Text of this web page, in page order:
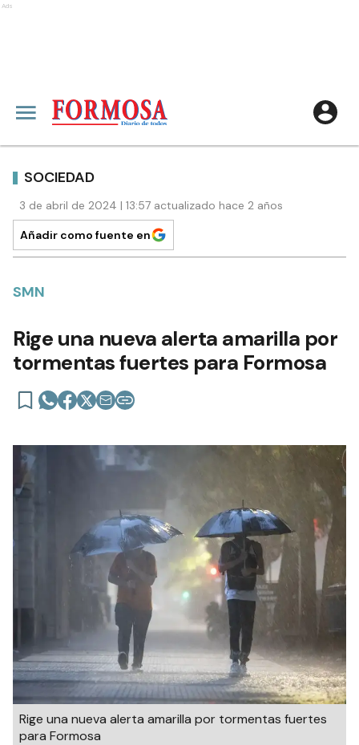
Ads
SOCIEDAD
3 de abril de 2024 | 13:57 actualizado hace 2 años
Añadir como fuente en
SMN
Rige una nueva alerta amarilla por
tormentas fuertes para Formosa
Rige una nueva alerta amarilla por tormentas fuertes
para Formosa